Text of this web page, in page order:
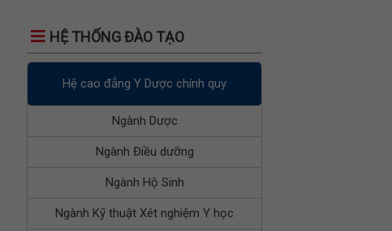
HỆ THỐNG ĐÀO TẠO
Hệ cao đẳng Y Dược chính quy
Ngành Dược
Ngành Điều dưỡng
Ngành Hộ Sinh
Ngành Kỹ thuật Xét nghiệm Y học